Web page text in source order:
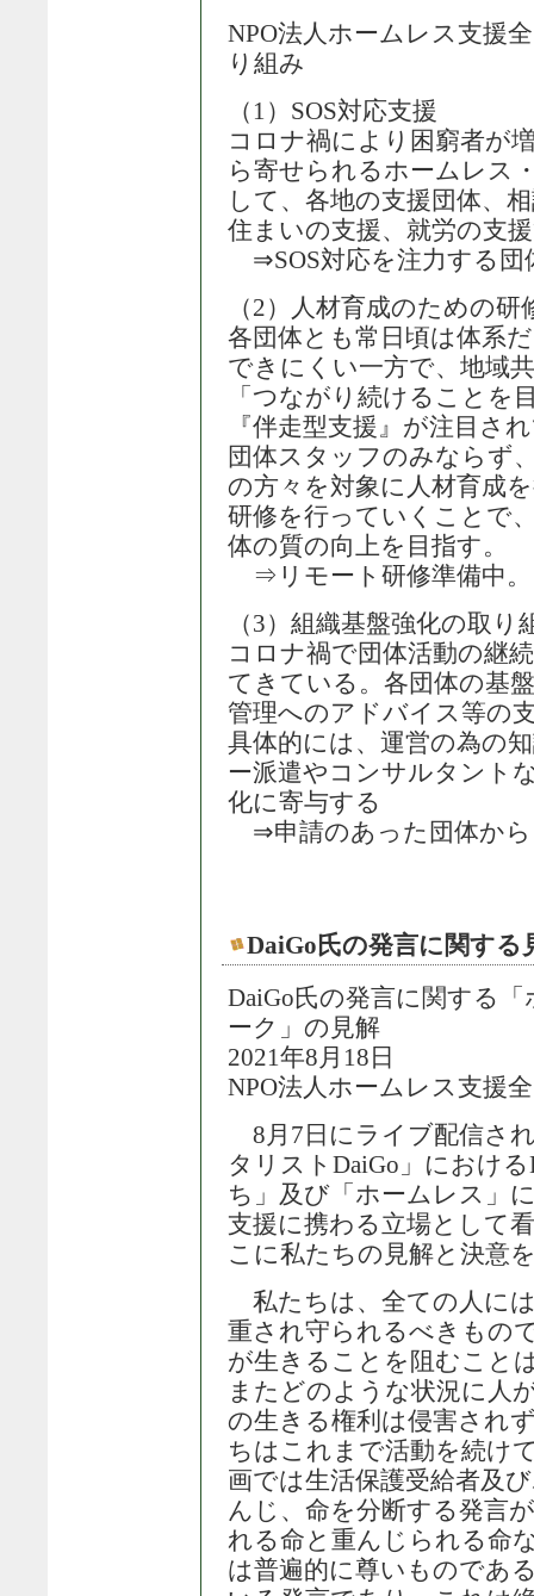
NPO法人ホームレス支援
り組み
（1）SOS対応支援
コロナ禍により困窮者が
ら寄せられるホームレス
して、各地の支援団体、
住まいの支援、就労の支
⇒SOS対応を注力する団
（2）人材育成のための研
各団体とも常日頃は体系
できにくい一方で、地域
「つながり続けることを
『伴走型支援』が注目さ
団体スタッフのみならず
の方々を対象に人材育成
研修を行っていくことで
体の質の向上を目指す。
⇒リモート研修準備中。
（3）組織基盤強化の取り
コロナ禍で団体活動の継
てきている。各団体の基
管理へのアドバイス等の
具体的には、運営の為の
ー派遣やコンサルタント
化に寄与する
⇒申請のあった団体から
DaiGo氏の発言に関する
DaiGo氏の発言に関する
ーク」の見解
2021年8月18日
NPO法人ホームレス支援
8月7日にライブ配信さ
タリストDaiGo」におけ
ち」及び「ホームレス」
支援に携わる立場として
こに私たちの見解と決意
私たちは、全ての人に
重され守られるべきもの
が生きることを阻むこと
またどのような状況に人
の生きる権利は侵害され
ちはこれまで活動を続け
画では生活保護受給者及
んじ、命を分断する発言
れる命と重んじられる命
は普遍的に尊いものであ